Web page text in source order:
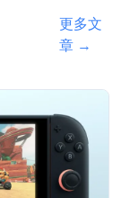
更多文
章→